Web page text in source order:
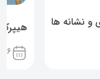
و نشانه ها
1166